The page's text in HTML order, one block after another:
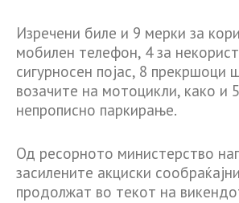
Изречени биле и 9 мерки за
мобилен телефон, 4 за
сигурносен појас, 8 прекршоци
возачите на мотоцикли, како и
непрописно паркирање.
Од ресорното министерство
засилените акциски
продолжат во текот на